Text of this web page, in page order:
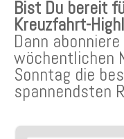
Bist Du bereit
Kreuzfahrt-
Dann
wöchentlichen
Sonntag die
spannendsten